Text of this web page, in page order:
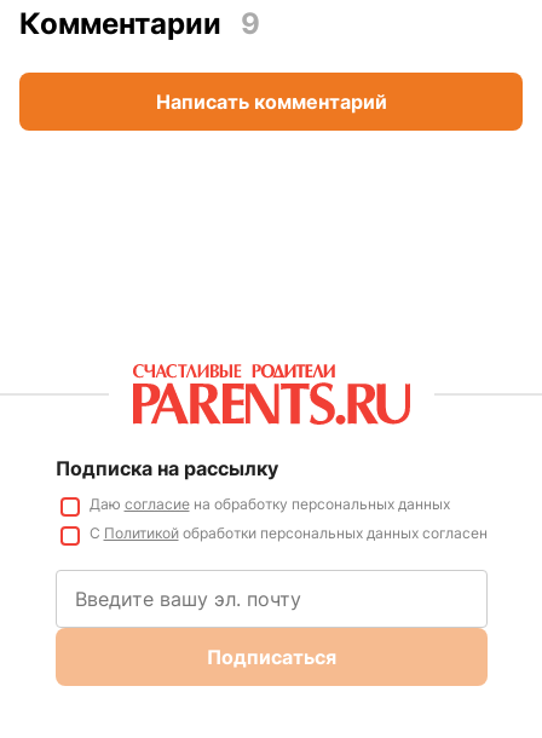
Комментарии 9
Написать комментарий
Подписка на рассылку
Даю согласиена обработку персональных данных
С Политикойобработки персональных данных согласен
Подписаться